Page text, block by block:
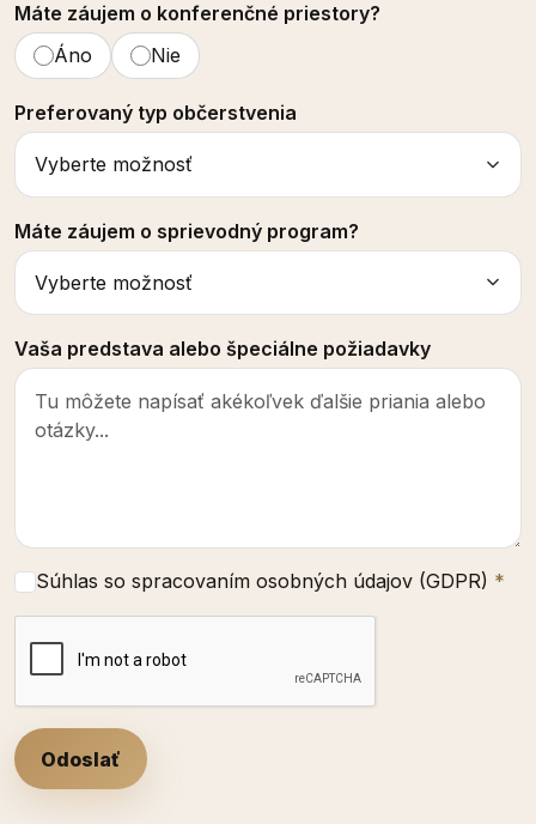
Máte záujem o konferenčné priestory?
Áno
Nie
Preferovaný typ občerstvenia
Máte záujem o sprievodný program?
Vaša predstava alebo špeciálne požiadavky
Súhlas so spracovaním osobných údajov (GDPR) *